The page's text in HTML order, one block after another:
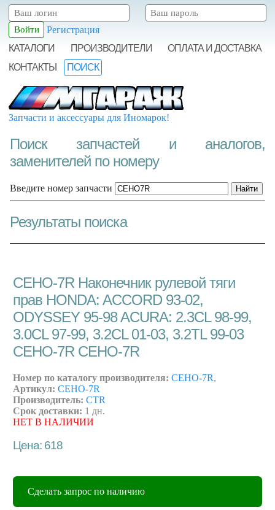
Регистрация
КАТАЛОГИ
ПРОИЗВОДИТЕЛИ
ОПЛАТА И ДОСТАВКА
КОНТАКТЫ
ПОИСК
Запчасти и аксессуары для Иномарок!
Поиск запчастей и аналогов,
заменителей по номеру
Введите номер запчасти
Результаты поиска
CEHO-7R Наконечник рулевой тяги
прав HONDA: ACCORD 93-02,
ODYSSEY 95-98 ACURA: 2.3CL 98-99,
3.0CL 97-99, 3.2CL 01-03, 3.2TL 99-03
CEHO-7R CEHO-7R
Номер по каталогу производителя: CEHO-7R,
Артикул: CEHO-7R
Производитель: CTR
Срок доставки: 1 дн.
НЕТ В НАЛИЧИИ
Цена: 618
Сделать запрос по наличию